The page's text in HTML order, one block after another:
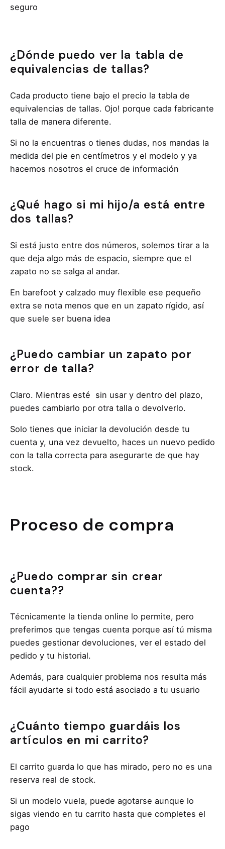
seguro
¿Dónde puedo ver la tabla de
equivalencias de tallas?
Cada producto tiene bajo el precio la tabla de
equivalencias de tallas. Ojo! porque cada fabricante
talla de manera diferente.
Si no la encuentras o tienes dudas, nos mandas la
medida del pie en centímetros y el modelo y ya
hacemos nosotros el cruce de información
¿Qué hago si mi hijo/a está entre
dos tallas?
Si está justo entre dos números, solemos tirar a la
que deja algo más de espacio, siempre que el
zapato no se salga al andar.
En barefoot y calzado muy flexible ese pequeño
extra se nota menos que en un zapato rígido, así
que suele ser buena idea
¿Puedo cambiar un zapato por
error de talla?
Claro. Mientras esté sin usar y dentro del plazo,
puedes cambiarlo por otra talla o devolverlo.
Solo tienes que iniciar la devolución desde tu
cuenta y, una vez devuelto, haces un nuevo pedido
con la talla correcta para asegurarte de que hay
stock.
Proceso de compra
¿Puedo comprar sin crear
cuenta??
Técnicamente la tienda online lo permite, pero
preferimos que tengas cuenta porque así tú misma
puedes gestionar devoluciones, ver el estado del
pedido y tu historial.
Además, para cualquier problema nos resulta más
fácil ayudarte si todo está asociado a tu usuario
¿Cuánto tiempo guardáis los
artículos en mi carrito?
El carrito guarda lo que has mirado, pero no es una
reserva real de stock.
Si un modelo vuela, puede agotarse aunque lo
sigas viendo en tu carrito hasta que completes el
pago